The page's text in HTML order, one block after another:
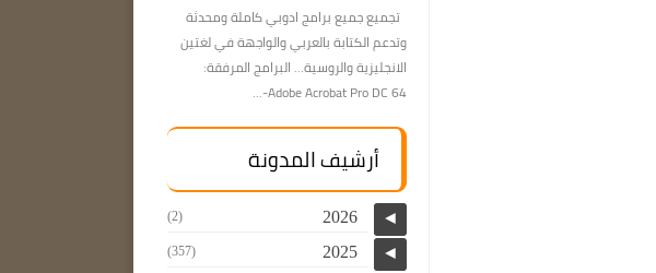
تجميع جميع برامج ادوبي كاملة ومحدثة
وتدعم الكتابة بالعربي والواجهة في لغتين
الانجليزية والروسية… البرامج المرفقة:
Adobe Acrobat Pro DC 64-...
أرشيف المدونة
◄
2026
(2)
◄
2025
(357)